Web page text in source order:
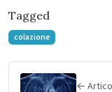
Tagged
colazione
←